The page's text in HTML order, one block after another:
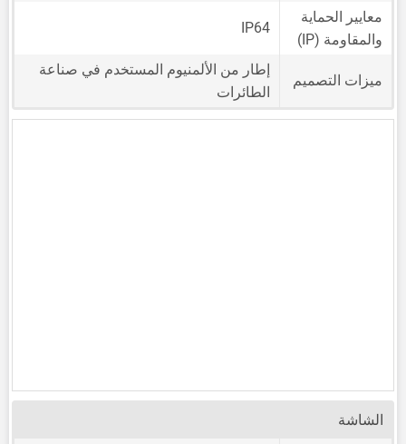
معايير الحماية
والمقاومة (IP)
IP64
ميزات التصميم
إطار من الألمنيوم المستخدم في صناعة
الطائرات
الشاشة